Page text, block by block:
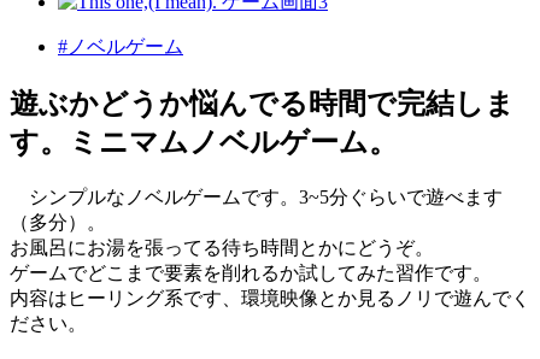
#ノベルゲーム
遊ぶかどうか悩んでる時間で完結しま
す。ミニマムノベルゲーム。
シンプルなノベルゲームです。3~5分ぐらいで遊べます
（多分）。
お風呂にお湯を張ってる待ち時間とかにどうぞ。
ゲームでどこまで要素を削れるか試してみた習作です。
内容はヒーリング系です、環境映像とか見るノリで遊んでく
ださい。